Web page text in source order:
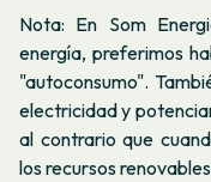
Nota: En Som
energía, preferimos
"autoconsumo".
electricidad y
al contrario que
los recursos